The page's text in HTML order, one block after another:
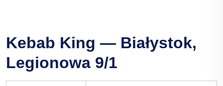
Kebab King — Białystok,
Legionowa 9/1